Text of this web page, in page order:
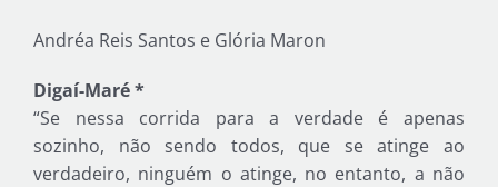
Andréa Reis Santos e Glória Maron
Digaí-Maré *
“Se nessa corrida para a verdade é apenas
sozinho, não sendo todos, que se atinge ao
verdadeiro, ninguém o atinge, no entanto, a não